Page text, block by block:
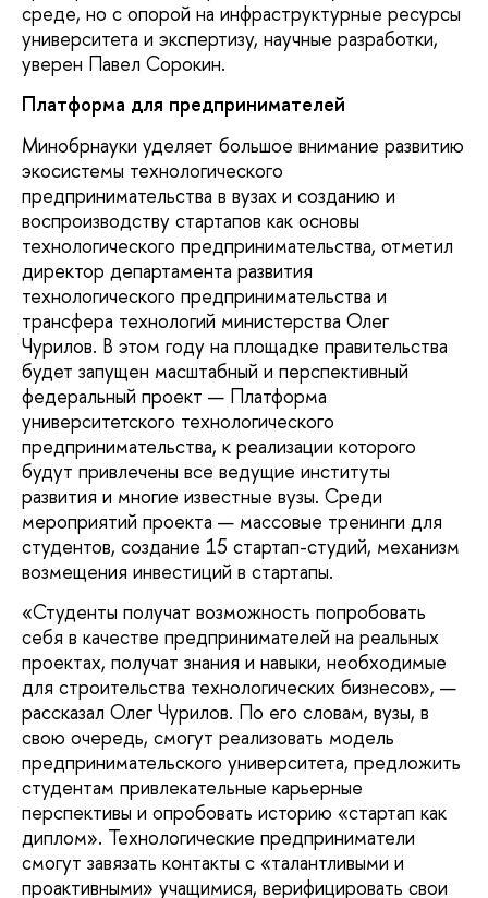
среде, но с опорой на инфраструктурные ресурсы
университета и экспертизу, научные разработки,
уверен Павел Сорокин.
Платформа для предпринимателей
Минобрнауки уделяет большое внимание развитию
экосистемы технологического
предпринимательства в вузах и созданию и
воспроизводству стартапов как основы
технологического предпринимательства, отметил
директор департамента развития
технологического предпринимательства и
трансфера технологий министерства Олег
Чурилов. В этом году на площадке правительства
будет запущен масштабный и перспективный
федеральный проект — Платформа
университетского технологического
предпринимательства, к реализации которого
будут привлечены все ведущие институты
развития и многие известные вузы. Среди
мероприятий проекта — массовые тренинги для
студентов, создание 15 стартап-студий, механизм
возмещения инвестиций в стартапы.
«Студенты получат возможность попробовать
себя в качестве предпринимателей на реальных
проектах, получат знания и навыки, необходимые
для строительства технологических бизнесов», —
рассказал Олег Чурилов. По его словам, вузы, в
свою очередь, смогут реализовать модель
предпринимательского университета, предложить
студентам привлекательные карьерные
перспективы и опробовать историю «стартап как
диплом». Технологические предприниматели
смогут завязать контакты с «талантливыми и
проактивными» учащимися, верифицировать свои